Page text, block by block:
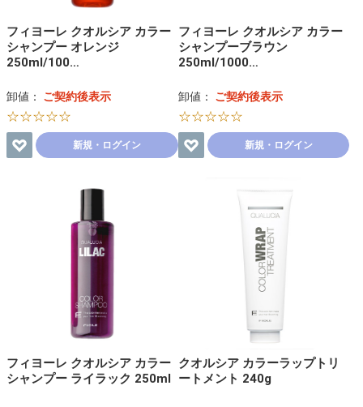
フィヨーレ クオルシア カラー
シャンプー オレンジ
250ml/100…
卸値： ご契約後表示
☆☆☆☆☆
新規・ログイン
フィヨーレ クオルシア カラー
シャンプーブラウン
250ml/1000…
卸値： ご契約後表示
☆☆☆☆☆
新規・ログイン
フィヨーレ クオルシア カラー
シャンプー ライラック 250ml
クオルシア カラーラップトリ
ートメント 240g